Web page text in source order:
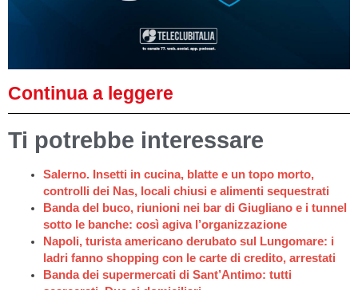
Continua a leggere
Ti potrebbe interessare
Salerno. Insetti in cucina, blatte e un topo morto,
controlli dei Nas, locali chiusi e alimenti sequestrati
Banda del buco, riunioni nei bar di Giugliano e i tunnel
sotto le banche: così agiva l’organizzazione
Napoli, turista americano derubato sul Lungomare: i
ladri fanno shopping con le carte di credito, arrestati
Banda dei supermercati di Sant’Antimo: tutti